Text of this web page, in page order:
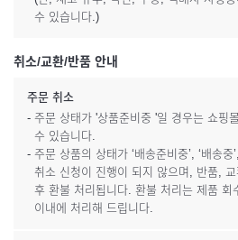
수 있습니다.)
취소/교환/반품 안내
주문 취소
- 주문 상태가 '상품준비중 '일 경우는 쇼핑
수 있습니다.
- 주문 상품의 상태가 ‘배송준비중’, ‘배송중
취소 신청이 진행이 되지 않으며, 반품,
후 환불 처리됩니다. 환불 처리는 제품 회
이내에 처리해 드립니다.